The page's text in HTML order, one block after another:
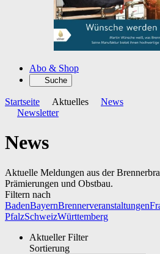
Abo & Shop
Suche
Startseite Aktuelles
News
Newsletter
News
Aktuelle Meldungen aus der
Prämierungen und Obstbau.
Filtern nach
BadenBayernBrennerveranstaltungen
PfalzSchweizWürttemberg
Aktueller Filter
Sortierung